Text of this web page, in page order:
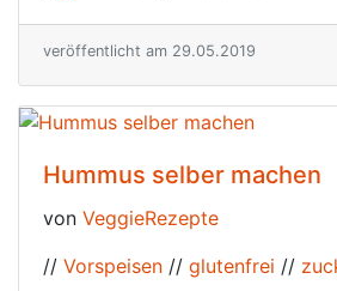
veröffentlicht am 29.05.2019
Hummus selber machen
von VeggieRezepte
// Vorspeisen // glutenfrei //